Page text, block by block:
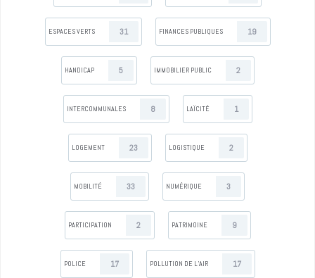
ESPACES VERTS 31 FINANCES PUBLIQUES 19
HANDICAP 5 IMMOBILIER PUBLIC 2
INTERCOMMUNALES 8 LAÏCITÉ 1
LOGEMENT 23 LOGISTIQUE 2
MOBILITÉ 33 NUMÉRIQUE 3
PARTICIPATION 2 PATRIMOINE 9
POLICE 17 POLLUTION DE L’AIR 17